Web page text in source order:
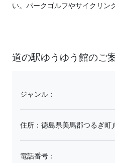
い。パークゴルフやサイクリン
道の駅ゆうゆう館のご
ジャンル：
住所：徳島県美馬郡つるぎ町
電話番号：